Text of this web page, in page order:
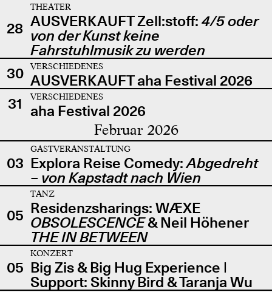
28
THEATER
AUSVERKAUFT Zell:stoff: 4/5 oder
von der Kunst keine
Fahrstuhlmusik zu werden
30
VERSCHIEDENES
AUSVERKAUFT aha Festival 2026
31
VERSCHIEDENES
aha Festival 2026
Februar 2026
03
GASTVERANSTALTUNG
Explora Reise Comedy:Abgedreht
– von Kapstadt nach Wien
05
TANZ
Residenzsharings: WÆXE
OBSOLESCENCE& Neil Höhener
THE IN BETWEEN
05
KONZERT
Big Zis & Big Hug Experience |
Support: Skinny Bird & Taranja Wu